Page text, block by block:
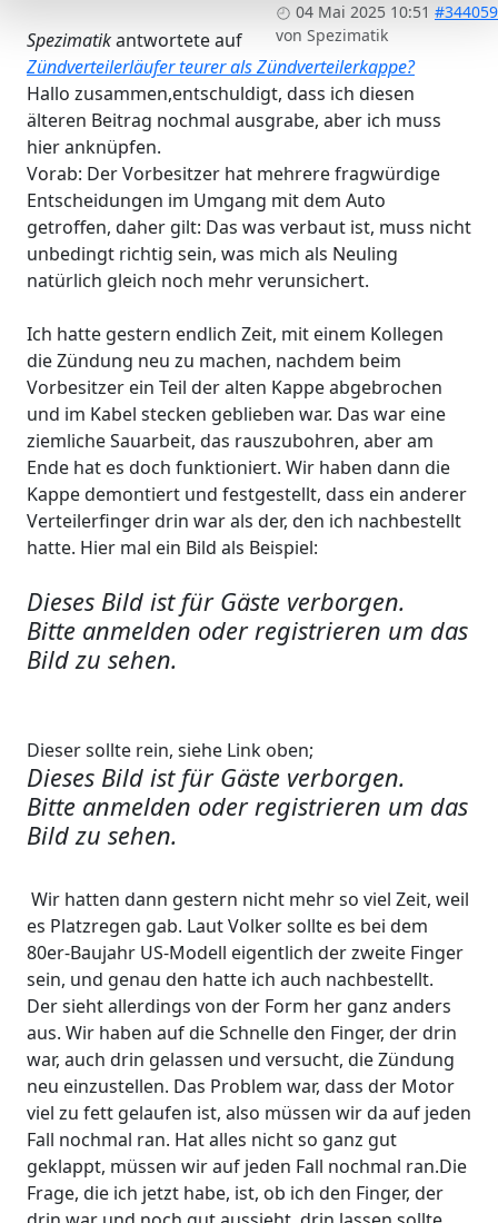
04 Mai 2025 10:51 #344059
von Spezimatik
Spezimatikantwortete auf
Zündverteilerläufer teurer als Zündverteilerkappe?
Hallo zusammen,entschuldigt, dass ich diesen
älteren Beitrag nochmal ausgrabe, aber ich muss
hier anknüpfen.
Vorab: Der Vorbesitzer hat mehrere fragwürdige
Entscheidungen im Umgang mit dem Auto
getroffen, daher gilt: Das was verbaut ist, muss nicht
unbedingt richtig sein, was mich als Neuling
natürlich gleich noch mehr verunsichert.
Ich hatte gestern endlich Zeit, mit einem Kollegen
die Zündung neu zu machen, nachdem beim
Vorbesitzer ein Teil der alten Kappe abgebrochen
und im Kabel stecken geblieben war. Das war eine
ziemliche Sauarbeit, das rauszubohren, aber am
Ende hat es doch funktioniert. Wir haben dann die
Kappe demontiert und festgestellt, dass ein anderer
Verteilerfinger drin war als der, den ich nachbestellt
hatte. Hier mal ein Bild als Beispiel:
Dieses Bild ist für Gäste verborgen.
Bitte anmelden oder registrieren um das
Bild zu sehen.
Dieser sollte rein, siehe Link oben;
Dieses Bild ist für Gäste verborgen.
Bitte anmelden oder registrieren um das
Bild zu sehen.
Wir hatten dann gestern nicht mehr so viel Zeit, weil
es Platzregen gab. Laut Volker sollte es bei dem
80er-Baujahr US-Modell eigentlich der zweite Finger
sein, und genau den hatte ich auch nachbestellt.
Der sieht allerdings von der Form her ganz anders
aus. Wir haben auf die Schnelle den Finger, der drin
war, auch drin gelassen und versucht, die Zündung
neu einzustellen. Das Problem war, dass der Motor
viel zu fett gelaufen ist, also müssen wir da auf jeden
Fall nochmal ran. Hat alles nicht so ganz gut
geklappt, müssen wir auf jeden Fall nochmal ran.Die
Frage, die ich jetzt habe, ist, ob ich den Finger, der